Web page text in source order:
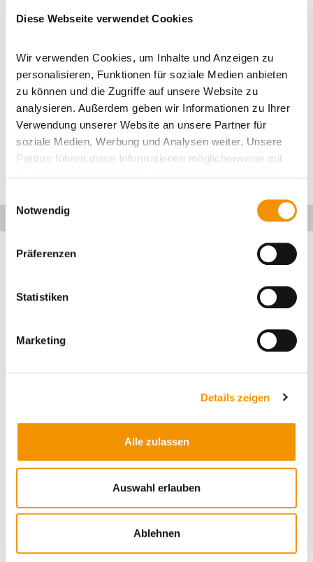
Diese Webseite verwendet Cookies
Wir verwenden Cookies, um Inhalte und Anzeigen zu
personalisieren, Funktionen für soziale Medien anbieten
zu können und die Zugriffe auf unsere Website zu
analysieren. Außerdem geben wir Informationen zu Ihrer
Verwendung unserer Website an unsere Partner für
soziale Medien, Werbung und Analysen weiter. Unsere
Partner führen diese Informationen möglicherweise mit
gesammelt haben.
Notwendig
Präferenzen
Statistiken
Marketing
Details zeigen
Alle zulassen
Auswahl erlauben
Ablehnen
Erstellung von geologischen Gutachten und
Mitarbeit an Projekten im Bereich (z. B.
Baugrund, Umwelt, Rohstoffe, Geothermie)
Auswertung geophysikalischer und
geochemischer Daten
Zusammenarbeit mit internen Fachabteilungen
Ihr Profil
Abgeschlossenes Studium der Geologie,
Erste Berufserfahrung von Vorteil (auch
Kenntnisse in geologischer Kartierung und
Arbeitsweise
Eigeninitiative